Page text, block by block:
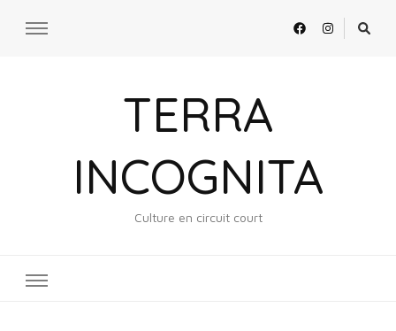
TERRA
INCOGNITA
Culture en circuit court